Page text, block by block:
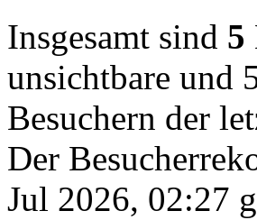
Insgesamt sind 5
unsichtbare und
Besuchern der
Der
Jul 2026, 02:27